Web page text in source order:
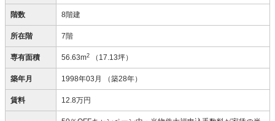
階数 8階建
所在階 7階
専有面積 56.63m2 （17.13坪）
築年月 1998年03月 （築28年）
賃料 12.8万円